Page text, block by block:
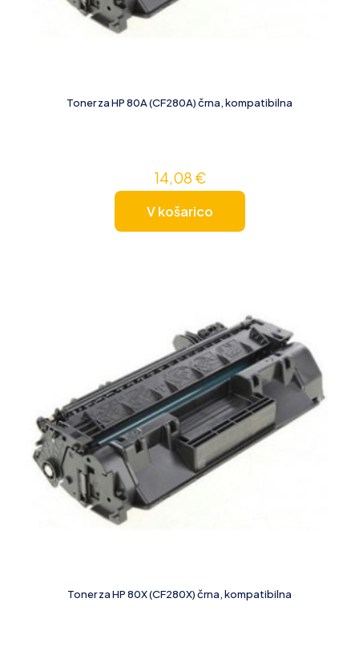
Toner za HP 80A (CF280A) črna, kompatibilna
14,08 €
V košarico
Toner za HP 80X (CF280X) črna, kompatibilna